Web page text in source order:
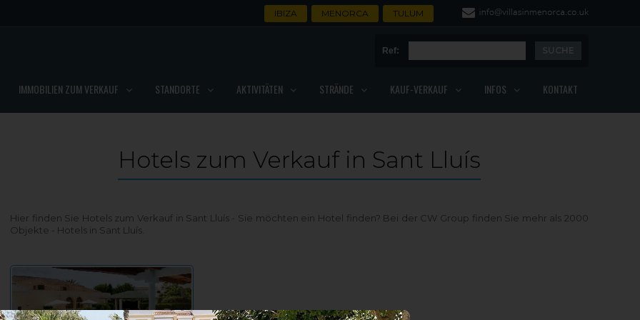
IBIZA MENORCA TULUM
Ref:
IMMOBILIEN ZUM VERKAUF STANDORTE AKTIVITÄTEN STRÄNDE KAUF-VERKAUF INFOS KONTAKT
Hotels zum Verkauf in Sant Lluís
Hier finden Sie Hotels zum Verkauf in Sant Lluís - Sie möchten ein Hotel finden? Bei der CW Group finden Sie mehr als 2000
Objekte - Hotels in Sant Lluís.